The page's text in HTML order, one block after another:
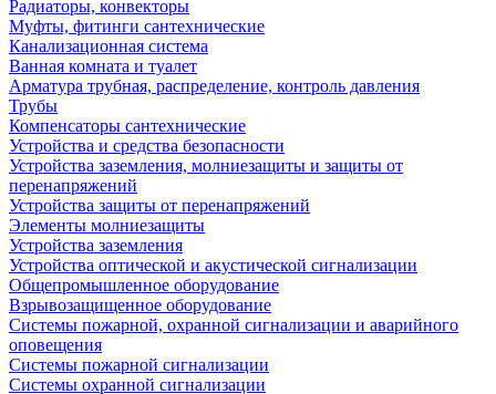
Радиаторы, конвекторы
Муфты, фитинги сантехнические
Канализационная система
Ванная комната и туалет
Арматура трубная, распределение, контроль давления
Трубы
Компенсаторы сантехнические
Устройства и средства безопасности
Устройства заземления, молниезащиты и защиты от
перенапряжений
Устройства защиты от перенапряжений
Элементы молниезащиты
Устройства заземления
Устройства оптической и акустической сигнализации
Общепромышленное оборудование
Взрывозащищенное оборудование
Системы пожарной, охранной сигнализации и аварийного
оповещения
Системы пожарной сигнализации
Системы охранной сигнализации